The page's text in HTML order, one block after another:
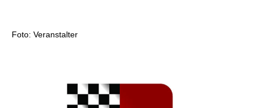
Foto: Veranstalter